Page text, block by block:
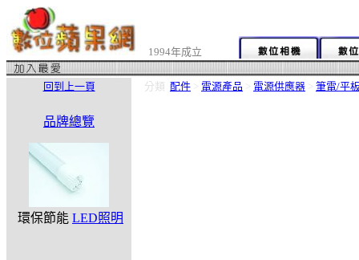
1994年成立
回到上一頁 分類 配件 電源產品 電源供應器 筆電/平
品牌總覽
環保節能 LED照明